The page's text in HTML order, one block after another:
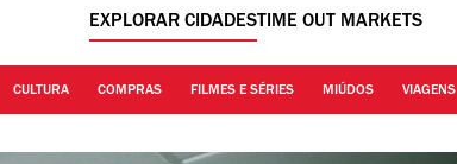
EXPLORAR CIDADESTIME OUT MARKETS
CULTURA COMPRAS FILMES E SÉRIES MIÚDOS VIAGENS